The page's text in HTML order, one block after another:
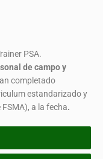
PSA.
de campo y
completado
estandarizado y
a la fecha.